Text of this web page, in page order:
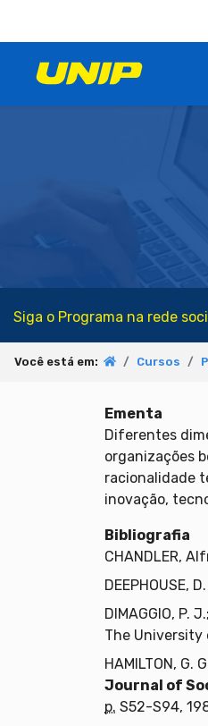
Siga o Programa na rede
Você está em: Cursos
Ementa
Diferentes
organizações
racionalidade
inovação,
Bibliografia
CHANDLER,
DEEPHOUSE,
DIMAGGIO, P.
The University
HAMILTON,
Journal of
p. S52-S94,